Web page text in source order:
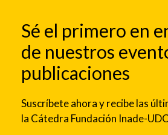
Sé el primero en
de nuestros
publicaciones
Suscríbete ahora y recibe las
la Cátedra Fundación Inade-